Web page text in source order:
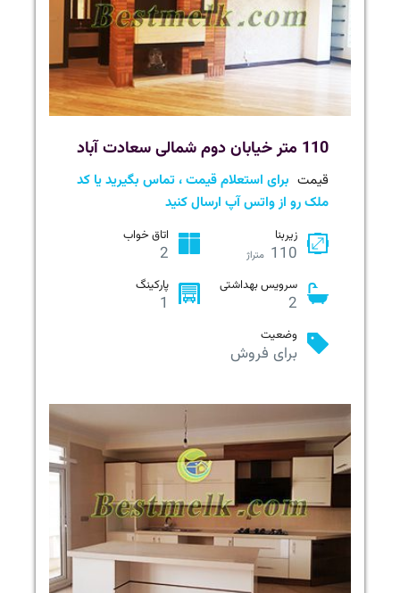
110 متر خیابان دوم شمالی سعادت آباد
قیمت برای استعلام قیمت ، تماس بگیرید یا کد
ملک رو از واتس آپ ارسال کنید
زیربنا
110 متراژ
اتاق خواب
2
سرویس بهداشتی
2
پارکینگ
1
وضعیت
برای فروش